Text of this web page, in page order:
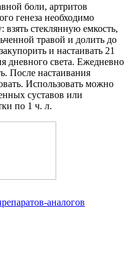
боли, артритов
генеза необходимо
взять стеклянную емкость,
травой и долить до
и настаивать 21
дневного света. Ежедневно
После настаивания
Использовать можно
суставов или
по 1 ч. л.
аналогов